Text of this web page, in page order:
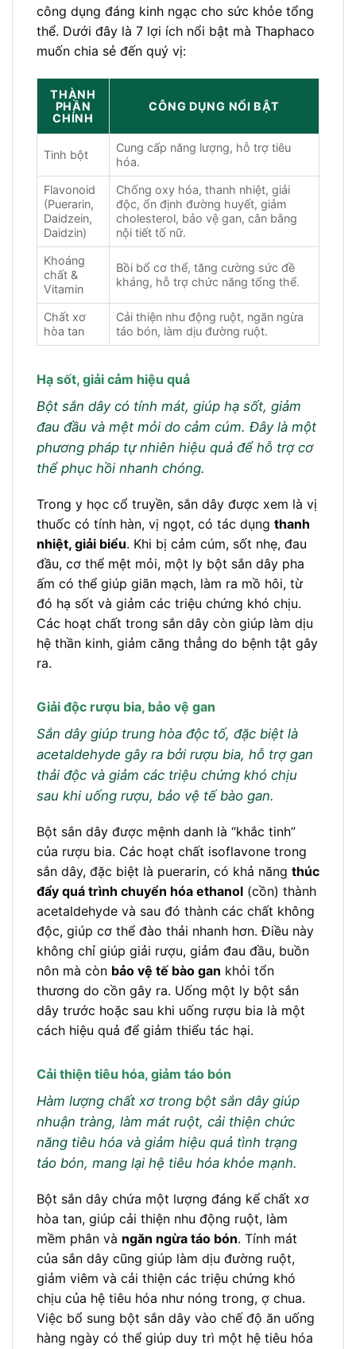
công dụng đáng kinh ngạc cho sức khỏe tổng
thể. Dưới đây là 7 lợi ích nổi bật mà Thaphaco
muốn chia sẻ đến quý vị:
THÀNH
PHẦN
CHÍNH
CÔNG DỤNG NỔI BẬT
Tinh bột
Cung cấp năng lượng, hỗ trợ tiêu
hóa.
Flavonoid
(Puerarin,
Daidzein,
Daidzin)
Chống oxy hóa, thanh nhiệt, giải
độc, ổn định đường huyết, giảm
cholesterol, bảo vệ gan, cân bằng
nội tiết tố nữ.
Khoáng
chất &
Vitamin
Bồi bổ cơ thể, tăng cường sức đề
kháng, hỗ trợ chức năng tổng thể.
Chất xơ
hòa tan
Cải thiện nhu động ruột, ngăn ngừa
táo bón, làm dịu đường ruột.
Hạ sốt, giải cảm hiệu quả
Bột sắn dây có tính mát, giúp hạ sốt, giảm
đau đầu và mệt mỏi do cảm cúm. Đây là một
phương pháp tự nhiên hiệu quả để hỗ trợ cơ
thể phục hồi nhanh chóng.
Trong y học cổ truyền, sắn dây được xem là vị
thuốc có tính hàn, vị ngọt, có tác dụng thanh
nhiệt, giải biểu. Khi bị cảm cúm, sốt nhẹ, đau
đầu, cơ thể mệt mỏi, một ly bột sắn dây pha
ấm có thể giúp giãn mạch, làm ra mồ hôi, từ
đó hạ sốt và giảm các triệu chứng khó chịu.
Các hoạt chất trong sắn dây còn giúp làm dịu
hệ thần kinh, giảm căng thẳng do bệnh tật gây
ra.
Giải độc rượu bia, bảo vệ gan
Sắn dây giúp trung hòa độc tố, đặc biệt là
acetaldehyde gây ra bởi rượu bia, hỗ trợ gan
thải độc và giảm các triệu chứng khó chịu
sau khi uống rượu, bảo vệ tế bào gan.
Bột sắn dây được mệnh danh là “khắc tinh”
của rượu bia. Các hoạt chất isoflavone trong
sắn dây, đặc biệt là puerarin, có khả năng thúc
đẩy quá trình chuyển hóa ethanol (cồn) thành
acetaldehyde và sau đó thành các chất không
độc, giúp cơ thể đào thải nhanh hơn. Điều này
không chỉ giúp giải rượu, giảm đau đầu, buồn
nôn mà còn bảo vệ tế bào gan khỏi tổn
thương do cồn gây ra. Uống một ly bột sắn
dây trước hoặc sau khi uống rượu bia là một
cách hiệu quả để giảm thiểu tác hại.
Cải thiện tiêu hóa, giảm táo bón
Hàm lượng chất xơ trong bột sắn dây giúp
nhuận tràng, làm mát ruột, cải thiện chức
năng tiêu hóa và giảm hiệu quả tình trạng
táo bón, mang lại hệ tiêu hóa khỏe mạnh.
Bột sắn dây chứa một lượng đáng kể chất xơ
hòa tan, giúp cải thiện nhu động ruột, làm
mềm phân và ngăn ngừa táo bón. Tính mát
của sắn dây cũng giúp làm dịu đường ruột,
giảm viêm và cải thiện các triệu chứng khó
chịu của hệ tiêu hóa như nóng trong, ợ chua.
Việc bổ sung bột sắn dây vào chế độ ăn uống
hàng ngày có thể giúp duy trì một hệ tiêu hóa